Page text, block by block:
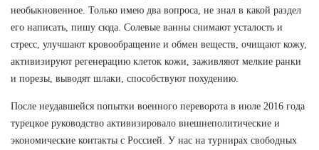
необыкновенное. Только имею два вопроса, не знал в какой раздел
его написать, пишу сюда. Солевые ванны снимают усталость и
стресс, улучшают кровообращение и обмен веществ, очищают кожу,
активизируют регенерацию клеток кожи, заживляют мелкие ранки
и порезы, выводят шлаки, способствуют похудению.
После неудавшейся попытки военного переворота в июле 2016 года
турецкое руководство активизировало внешнеполитические и
экономические контакты с Россией. У нас на турнирах свободных